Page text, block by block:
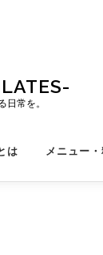
常を。
は メニュー